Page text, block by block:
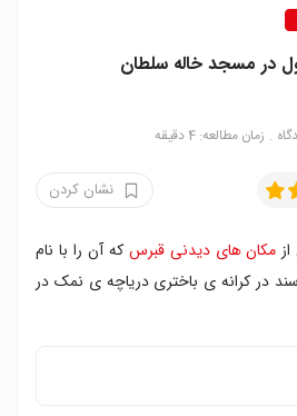
در مسجد خاله سلطان
زمان مطالعه: 4 دقیقه
نشان کردن
مکان های دیدنی قبرس که آن را با نام
در کرانه ی باختری دریاچه ی نمک در